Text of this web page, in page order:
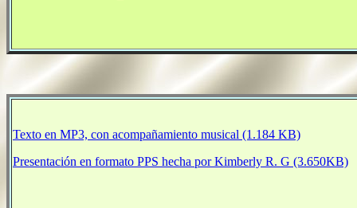
Texto en MP3, con acompañamiento musical (1.184 KB)
Presentación en formato PPS hecha por Kimberly R. G (3.650KB)